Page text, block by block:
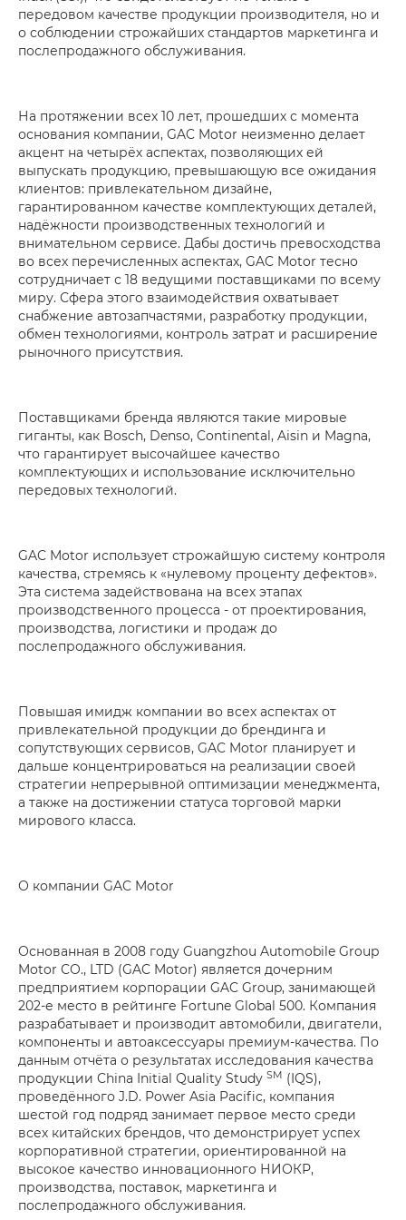
передовом качестве продукции производителя, но и
о соблюдении строжайших стандартов маркетинга и
послепродажного обслуживания.
На протяжении всех 10 лет, прошедших с момента
основания компании, GAC Motor неизменно делает
акцент на четырёх аспектах, позволяющих ей
выпускать продукцию, превышающую все ожидания
клиентов­­­: привлекательном дизайне,
гарантированном качестве комплектующих деталей,
надёжности производственных технологий и
внимательном сервисе. Дабы достичь превосходства
во всех перечисленных аспектах, GAC Motor тесно
сотрудничает с 18 ведущими поставщиками по всему
миру. Сфера этого взаимодействия охватывает
снабжение автозапчастями, разработку продукции,
обмен технологиями, контроль затрат и расширение
рыночного присутствия.
Поставщиками бренда являются такие мировые
гиганты, как Bosch, Denso, Continental, Aisin и Magna,
что гарантирует высочайшее качество
комплектующих и использование исключительно
передовых технологий.
GAC Motor использует строжайшую систему контроля
качества, стремясь к «нулевому проценту дефектов».
Эта система задействована на всех этапах
производственного процесса - от проектирования,
производства, логистики и продаж до
послепродажного обслуживания.
Повышая имидж компании во всех аспектах от
привлекательной продукции до брендинга и
сопутствующих сервисов, GAC Motor планирует и
дальше концентрироваться на реализации своей
стратегии непрерывной оптимизации менеджмента,
а также на достижении статуса торговой марки
мирового класса.
О компании GAC Motor
Основанная в 2008 году Guangzhou Automobile Group
Motor CO., LTD (GAC Motor) является дочерним
предприятием корпорации GAC Group, занимающей
202-е место в рейтинге Fortune Global 500. Компания
разрабатывает и производит автомобили, двигатели,
компоненты и автоаксессуары премиум-качества. По
данным отчёта о результатах исследования качества
продукции China Initial Quality Study SM (IQS),
проведённого J.D. Power Asia Pacific, компания
шестой год подряд занимает первое место среди
всех китайских брендов, что демонстрирует успех
корпоративной стратегии, ориентированной на
высокое качество инновационного НИОКР,
производства, поставок, маркетинга и
послепродажного обслуживания.